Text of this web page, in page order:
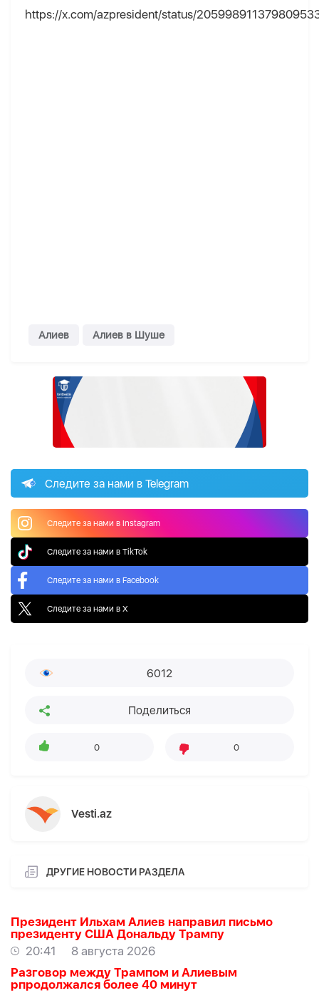
https://x.com/azpresident/status/
Алиев Алиев в Шуше
Следите за нами в Telegram
Следите за нами в Instagram
Следите за нами в TikTok
Следите за нами в Facebook
Следите за нами в X
6012
Поделиться
0 0
Vesti.az
ДРУГИЕ НОВОСТИ РАЗДЕЛА
Президент Ильхам Алиев направил письмо
президенту США Дональду Трампу
20:41
8 августа 2026
Разговор между Трампом и Алиевым
рпродолжался более 40 минут